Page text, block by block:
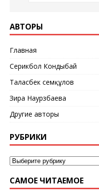
АВТОРЫ
Главная
Серикбол Кондыбай
Таласбек Әсемқұлов
Зира Наурзбаева
Другие авторы
РУБРИКИ
САМОЕ ЧИТАЕМОЕ